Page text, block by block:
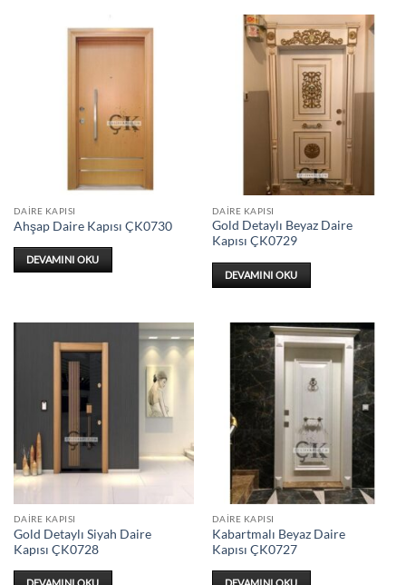
DAIRE KAPISI
Ahşap Daire Kapısı ÇK0730
DEVAMINI OKU
DAIRE KAPISI
Gold Detaylı Beyaz Daire
Kapısı ÇK0729
DEVAMINI OKU
DAIRE KAPISI
Gold Detaylı Siyah Daire
Kapısı ÇK0728
DAIRE KAPISI
Kabartmalı Beyaz Daire
Kapısı ÇK0727